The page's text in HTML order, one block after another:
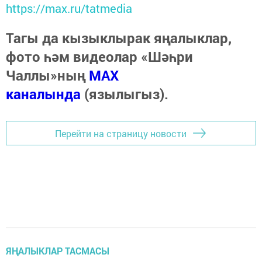
https://max.ru/tatmedia
Тагы да кызыклырак яңалыклар,
фото һәм видеолар «Шәһри
Чаллы»ныңMAX
каналында (язылыгыз).
Перейти на страницу новости
ЯҢАЛЫКЛАР ТАСМАСЫ